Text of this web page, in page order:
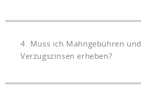
4. Muss ich Mahngebühren und
Verzugszinsen erheben?